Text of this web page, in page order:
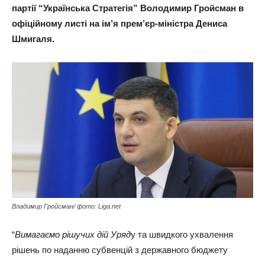
партії “Українська Стратегія” Володимир Гройсман в
офіційному листі на ім’я прем’єр-міністра Дениса
Шмигаля.
Владимир Гройсман/ фото: Liga.net
“Вимагаємо рішучих дій Уряду та швидкого ухвалення
рішень по наданню субвенцій з державного бюджету